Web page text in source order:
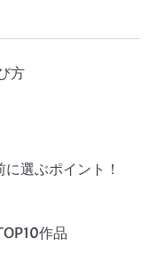
方
選ぶポイント！
作品